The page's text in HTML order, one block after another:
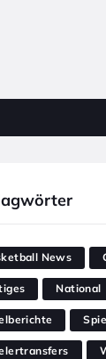
News
National